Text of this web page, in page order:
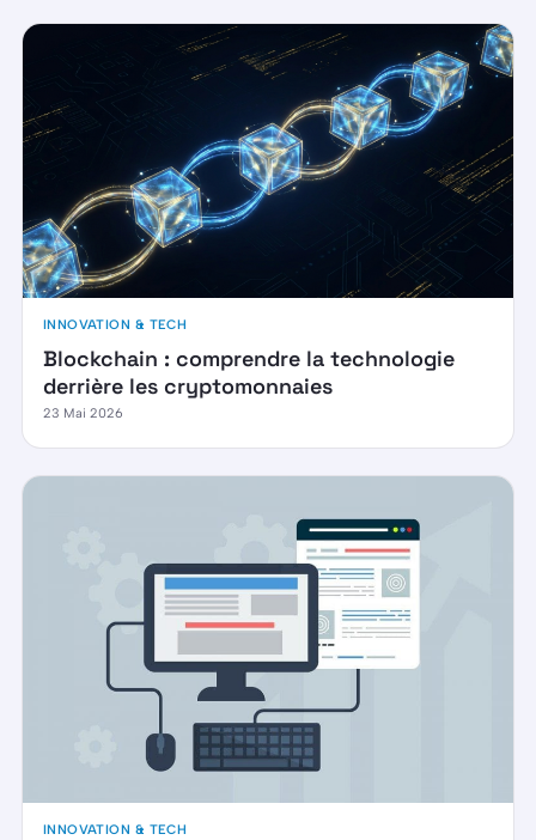
INNOVATION & TECH
Blockchain : comprendre la technologie
derrière les cryptomonnaies
23 Mai 2026
INNOVATION & TECH